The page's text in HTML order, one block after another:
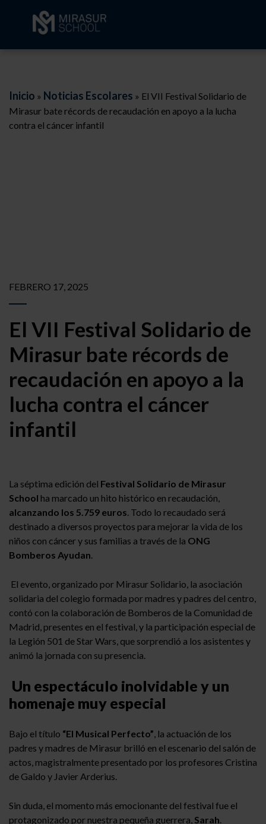
Inicio » Noticias Escolares » El VII Festival Solidario de
Mirasur bate récords de recaudación en apoyo a la lucha
contra el cáncer infantil
FEBRERO 17, 2025
El VII Festival Solidario de
Mirasur bate récords de
recaudación en apoyo a la
lucha contra el cáncer
infantil
La séptima edición del Festival Solidario de Mirasur
School ha marcado un hito histórico en recaudación,
alcanzando los 5.759 euros. Todo lo recaudado será
destinado a diversos proyectos para mejorar la vida de los
niños con cáncer y sus familias a través de la ONG
Bomberos Ayudan.
El evento, organizado por Mirasur Solidario, la asociación
solidaria del colegio formada por madres y padres del centro,
contó con la colaboración de Bomberos de la Comunidad de
Madrid, presentes en el festival, y la participación especial de
la Legión 501 de Star Wars, que sorprendió a los asistentes y
animó la jornada con su presencia.
Un espectáculo inolvidable y un
homenaje muy especial
Bajo el título “El Musical Perfecto”, la actuación de los
padres y madres de Mirasur brilló en el escenario del salón de
actos, magistralmente presentado por los profesores Cristina
de Galdo y Javier Arderius.
Sin duda, el momento más emocionante del festival fue el
protagonizado por nuestra pequeña guerrera, Sarah.